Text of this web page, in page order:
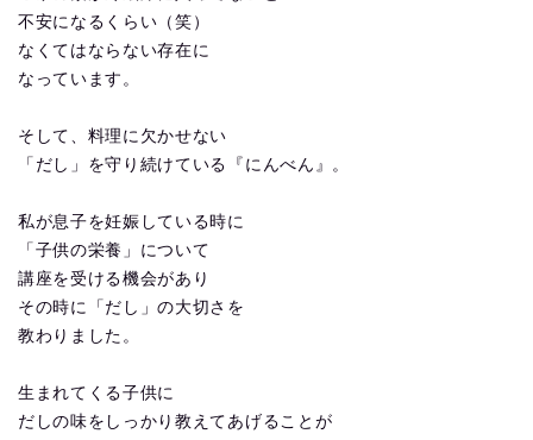
不安になるくらい（笑）
なくてはならない存在に
なっています。
そして、料理に欠かせない
「だし」を守り続けている『にんべん』。
私が息子を妊娠している時に
「子供の栄養」について
講座を受ける機会があり
その時に「だし」の大切さを
教わりました。
生まれてくる子供に
だしの味をしっかり教えてあげることが